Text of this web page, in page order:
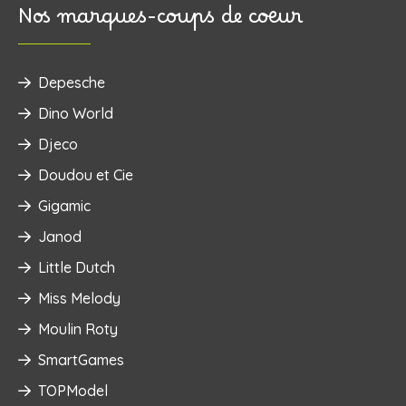
Nos marques-coups de coeur
Depesche
Dino World
Djeco
Doudou et Cie
Gigamic
Janod
Little Dutch
Miss Melody
Moulin Roty
SmartGames
TOPModel